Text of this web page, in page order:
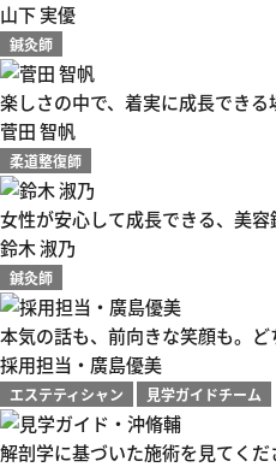
山下 実優
鍼灸師
楽しさの中で、着実に成長できる
菅田 智帆
柔道整復師
女性が安心して成長できる、美容
鈴木 淑乃
鍼灸師
本気の話も、前向きな笑顔も。
採用担当・廣島優美
エステティシャン 見学ガイドチーム
解剖学に基づいた施術を見てく